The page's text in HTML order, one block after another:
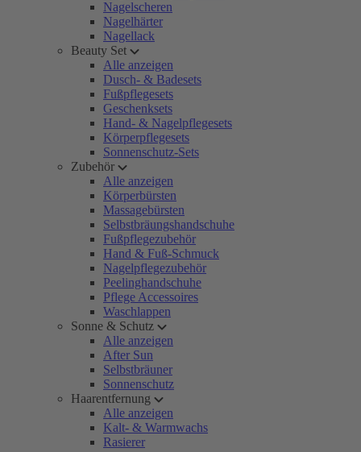
Nagelscheren
Nagelhärter
Nagellack
Beauty Set
Alle anzeigen
Dusch- & Badesets
Fußpflegesets
Geschenksets
Hand- & Nagelpflegesets
Körperpflegesets
Sonnenschutz-Sets
Zubehör
Alle anzeigen
Körperbürsten
Massagebürsten
Selbstbräungshandschuhe
Fußpflegezubehör
Hand & Fuß-Schmuck
Nagelpflegezubehör
Peelinghandschuhe
Pflege Accessoires
Waschlappen
Sonne & Schutz
Alle anzeigen
After Sun
Selbstbräuner
Sonnenschutz
Haarentfernung
Alle anzeigen
Kalt- & Warmwachs
Rasierer